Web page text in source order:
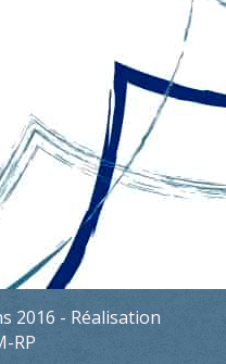
2016 - Réalisation
RP